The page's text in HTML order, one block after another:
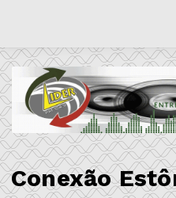
Conexão